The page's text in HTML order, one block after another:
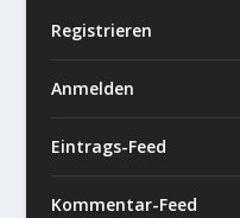
Registrieren
Anmelden
Eintrags-Feed
Kommentar-Feed